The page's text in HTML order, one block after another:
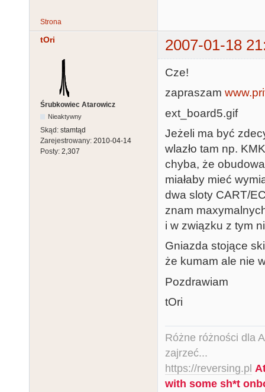
Strona
tOri 2007-01-18
Śrubkowiec Atarowicz
Nieaktywny
Skąd: stamtąd
Zarejestrowany: 2010-04-14
Posty: 2,307
Cze!
zapraszam
ext_board5.gif
Jeżeli ma być
wlazło tam np.
chyba, że
miałaby mieć
dwa sloty CART/
znam
i w związku z tym
Gniazda stojące
że kumam ale nie
Pozdrawiam
tOri
Różne różności dla
zajrzeć...
https://reversing.pl
with some sh*t